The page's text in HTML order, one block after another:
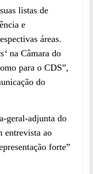
listas de
e
ctivas áreas.
‘ na Câmara do
para o CDS”,
do
geral-adjunta do
entrevista ao
forte”